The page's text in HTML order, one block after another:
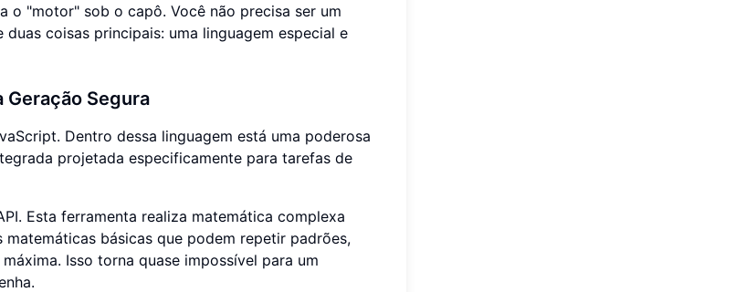
o "motor" sob o capô. Você não precisa ser um
coisas principais: uma linguagem especial e
Segura
Dentro dessa linguagem está uma poderosa
projetada especificamente para tarefas de
Esta ferramenta realiza matemática complexa
básicas que podem repetir padrões,
Isso torna quase impossível para um